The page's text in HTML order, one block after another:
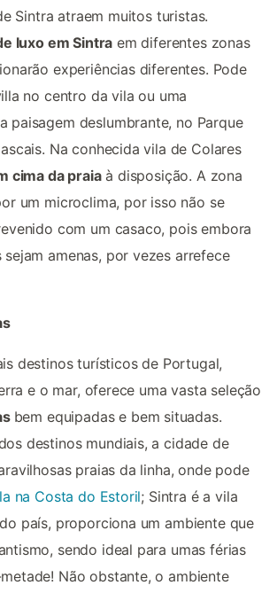
Sintra atraem muitos turistas.
luxo em Sintra em diferentes zonas
experiências diferentes. Pode
no centro da vila ou uma
paisagem deslumbrante, no Parque
Na conhecida vila de Colares
cima da praiaà disposição. A zona
um microclima, por isso não se
com um casaco, pois embora
amenas, por vezes arrefece
destinos turísticos de Portugal,
e o mar, oferece uma vasta seleção
bem equipadas e bem situadas.
destinos mundiais, a cidade de
praias da linha, onde pode
na Costa do Estoril; Sintra é a vila
país, proporciona um ambiente que
sendo ideal para umas férias
Não obstante, o ambiente